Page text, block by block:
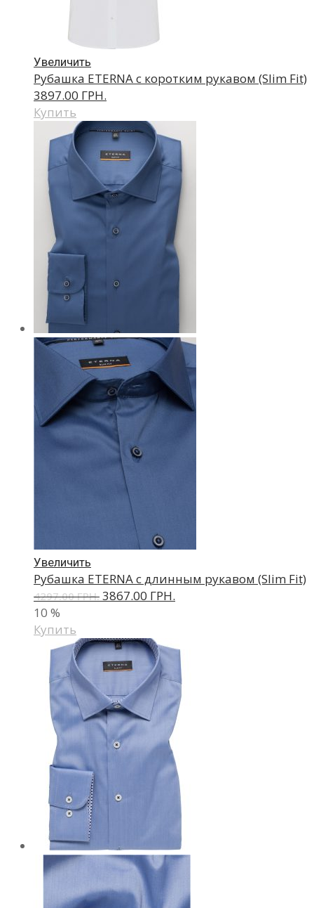
Увеличить
Рубашка ETERNA с коротким рукавом (Slim Fit)
3897.00 ГРН.
Купить
Увеличить
Рубашка ETERNA с длинным рукавом (Slim Fit)
4297.00 ГРН. 3867.00 ГРН.
10 %
Купить